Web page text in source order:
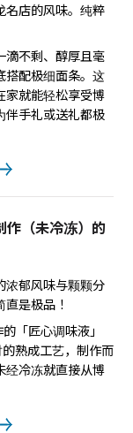
名店的风味。纯粹
滴不剩、醇厚且毫
搭配极细面条。这
家就能轻松享受博
伴手礼或送礼都极
作（未冷冻）的
浓郁风味与颗颗分
是极品！
「匠心调味液」
熟成工艺，制作而
经冷冻就直接从博